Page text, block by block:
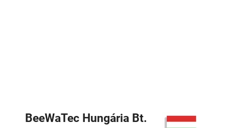
BeeWaTec Hungária Bt.